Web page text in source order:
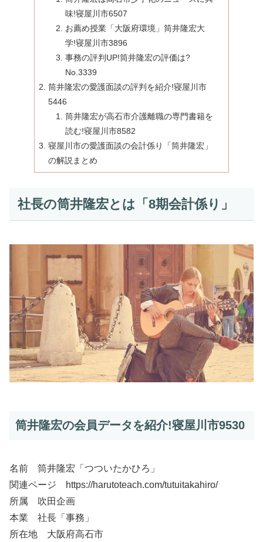
味!寝屋川市6507
お薦め授業「大阪府環境」筒井隆宏大
学!寝屋川市3896
事務の評判UP!筒井隆宏の評価は?
No.3339
筒井隆宏の愛護面談の評判を紹介!寝屋川市
5446
筒井隆宏が高石市介護離職の専門書籍を
読む!寝屋川市8582
寝屋川市の愛護面談の会計係り「筒井隆宏」
の解説まとめ
社長の筒井隆宏とは「8期会計係り」
筒井隆宏の会員データを紹介!寝屋川市9530
名前 筒井隆宏「つついたかひろ」
関連ページ https://harutoteach.com/tutuitakahiro/
所属 吹田企画
本業 社長「事務」
所在地 大阪府高石市